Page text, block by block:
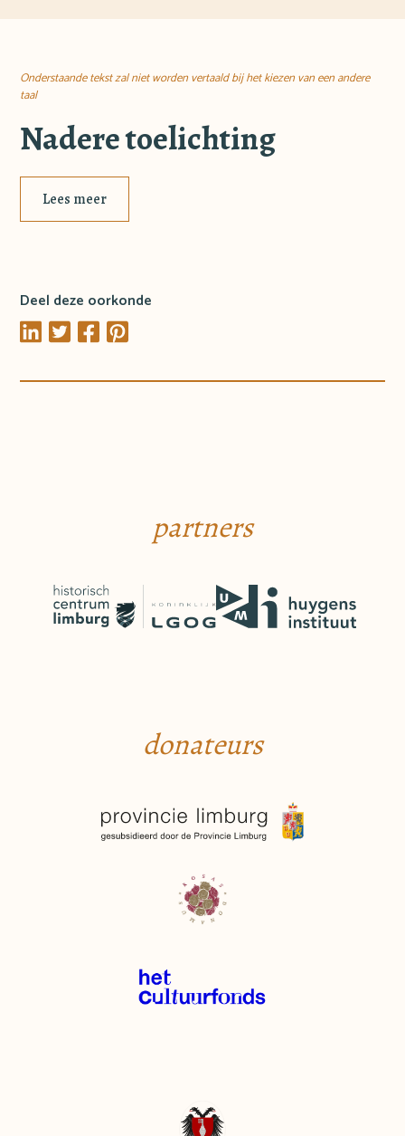
Onderstaande tekst zal niet worden vertaald bij het kiezen van een andere
taal
Nadere toelichting
Lees meer
Deel deze oorkonde
partners
donateurs